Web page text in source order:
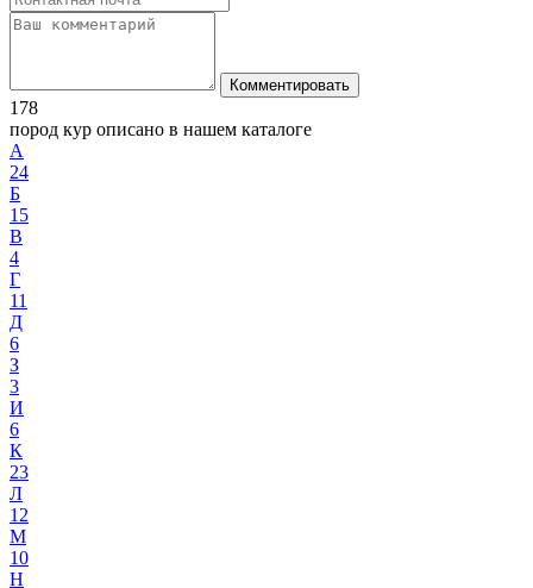
Комментировать
178
пород кур описано в нашем каталоге
А
24
Б
15
В
4
Г
11
Д
6
З
3
И
6
К
23
Л
12
М
10
Н